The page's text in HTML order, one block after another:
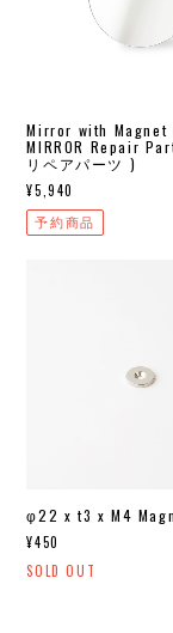
Mirror with Magnet
MIRROR Repair
リペアパーツ )
¥5,940
予約商品
φ22 x t3 x M4
¥450
SOLD OUT